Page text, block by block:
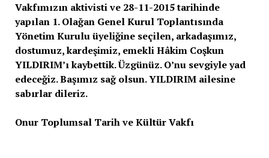
Vakfımızın aktivisti ve 28-11-2015 tarihinde
yapılan 1. Olağan Genel Kurul Toplantısında
Yönetim Kurulu üyeliğine seçilen, arkadaşımız,
dostumuz, kardeşimiz, emekli Hâkim Coşkun
YILDIRIM’ı kaybettik. Üzgünüz. O’nu sevgiyle yad
edeceğiz. Başımız sağ olsun. YILDIRIM ailesine
sabırlar dileriz.
Onur Toplumsal Tarih ve Kültür Vakfı